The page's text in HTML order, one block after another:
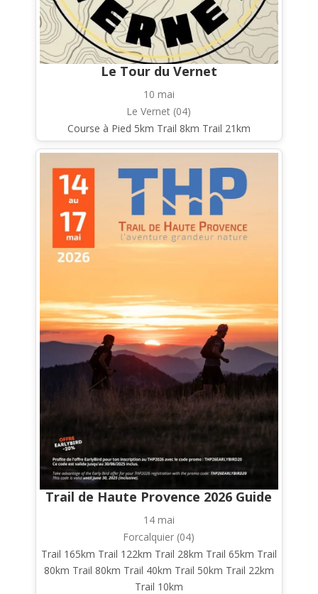
Le Tour du Vernet
10 mai
Le Vernet (04)
Course à Pied 5km Trail 8km Trail 21km
Trail de Haute Provence 2026 Guide
14 mai
Forcalquier (04)
Trail 165km Trail 122km Trail 28km Trail 65km Trail
80km Trail 80km Trail 40km Trail 50km Trail 22km
Trail 10km